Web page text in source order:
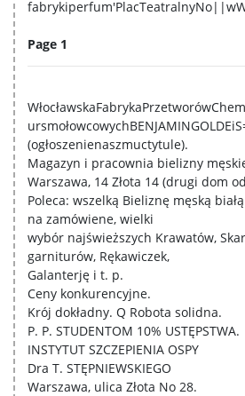
Page 1
(ogłoszenienaszmuctytule).
Magazyn i pracownia bielizny
Warszawa, 14 Złota 14 (drugi dom
Poleca: wszelką Bieliznę męską
na zamówiene, wielki
wybór najświeższych Krawatów,
garniturów, Rękawiczek,
Galanterję i t. p.
Ceny konkurencyjne.
Krój dokładny. Q Robota solidna.
P. P. STUDENTOM 10% USTĘPSTWA.
INSTYTUT SZCZEPIENIA OSPY
Dra T. STĘPNIEWSKIEGO
Warszawa, ulica Złota No 28.